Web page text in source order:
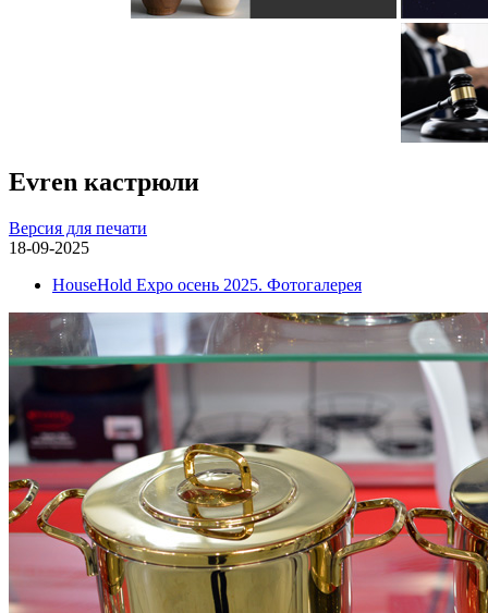
Evren кастрюли
Версия для печати
18-09-2025
HouseHold Expo осень 2025. Фотогалерея